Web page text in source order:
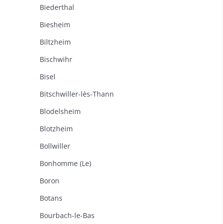
Biederthal
Biesheim
Biltzheim
Bischwihr
Bisel
Bitschwiller-lès-Thann
Blodelsheim
Blotzheim
Bollwiller
Bonhomme (Le)
Boron
Botans
Bourbach-le-Bas